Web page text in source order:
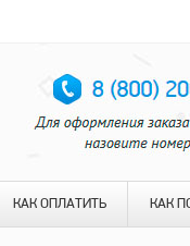
КАК ОПЛАТИТЬ КАК